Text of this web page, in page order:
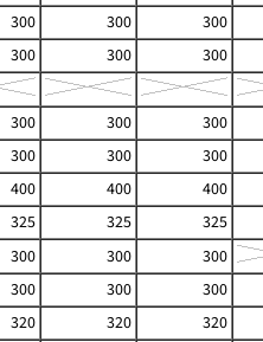
300 300
300
300 300
300
300 300
300
300 300
300
400 400
400
325 325
325
300 300
300
300 300
300
320 320
320